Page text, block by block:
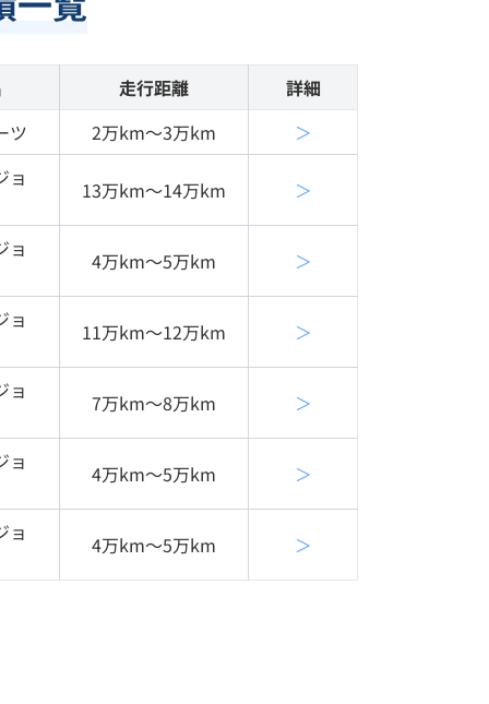
走行距離
詳細
ツ 2万km〜3万km ＞
ョ
13万km〜14万km ＞
ョ
4万km〜5万km ＞
ョ
11万km〜12万km ＞
ョ
7万km〜8万km ＞
ョ
4万km〜5万km ＞
ョ
4万km〜5万km ＞